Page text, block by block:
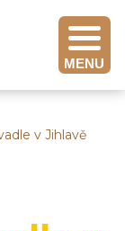
MENU
v Jihlavě